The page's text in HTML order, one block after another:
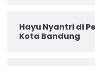
Hayu Nyantri di
Kota Bandung